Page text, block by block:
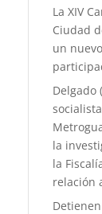
La XIV
Ciudad
un
Delgado
la
la
relación